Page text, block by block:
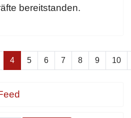
bereitstanden.
4 5 6 7 8 9 10